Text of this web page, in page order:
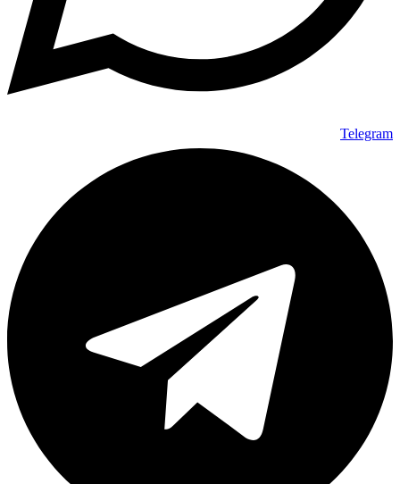
Telegram